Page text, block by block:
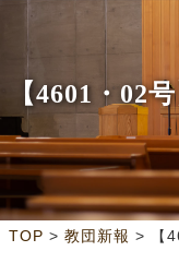
【4601・02
TOP > 教団新報 >